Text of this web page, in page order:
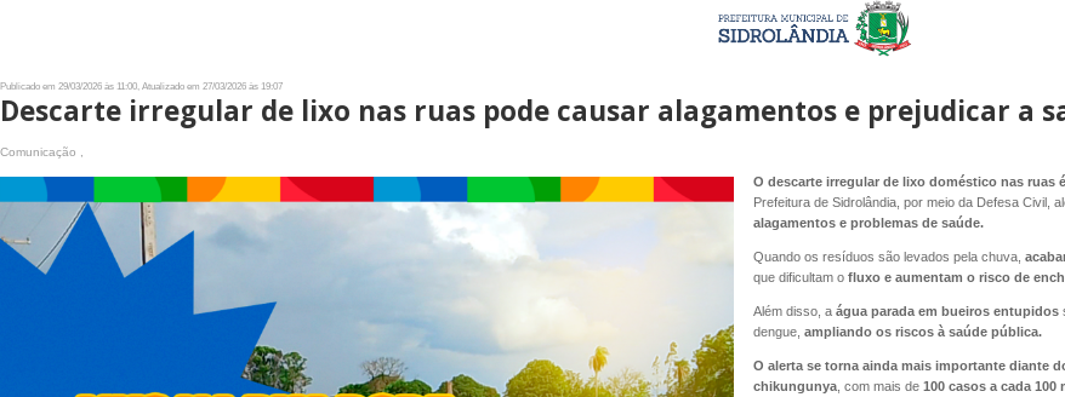
Publicado em 29/03/2026 às 11:00, Atualizado em 27/03/2026 às 19:07
Descarte irregular de lixo nas ruas pode causar alagamentos e prejudicar a
Comunicação ,
O descarte irregular de lixo doméstico nas ruas
Prefeitura de Sidrolândia, por meio da Defesa Civil,
alagamentos e problemas de saúde.
Quando os resíduos são levados pela chuva,
que dificultam o fluxo e aumentam o risco de
Além disso, aágua parada em bueiros entupidos
dengue, ampliando os riscos à saúde pública.
O alerta se torna ainda mais importante diante
chikungunya, com mais de 100 casos a cada 100